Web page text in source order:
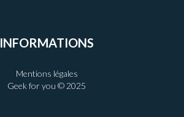
INFORMATIONS
Mentions légales
Geek for you © 2025